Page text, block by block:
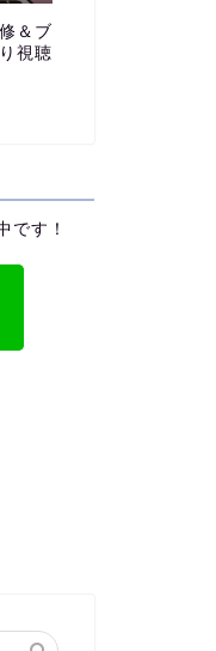
＆ブ
視聴
です！